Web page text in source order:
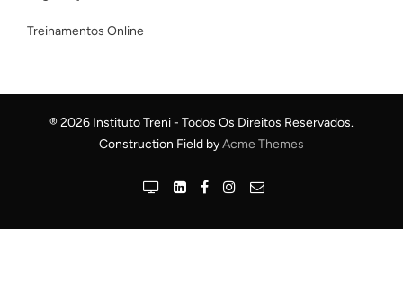
Treinamentos Online
® 2026 Instituto Treni - Todos Os Direitos Reservados.
Construction Field byAcme Themes